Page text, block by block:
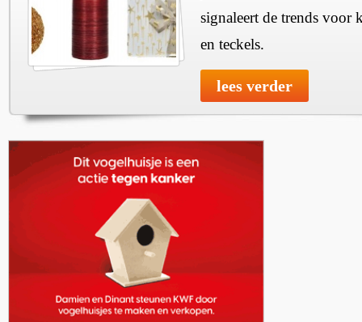
signaleert de trends voor
en teckels.
lees verder